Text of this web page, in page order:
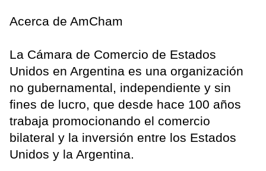
Acerca de AmCham
La Cámara de Comercio de Estados
Unidos en Argentina es una organización
no gubernamental, independiente y sin
fines de lucro, que desde hace 100 años
trabaja promocionando el comercio
bilateral y la inversión entre los Estados
Unidos y la Argentina.